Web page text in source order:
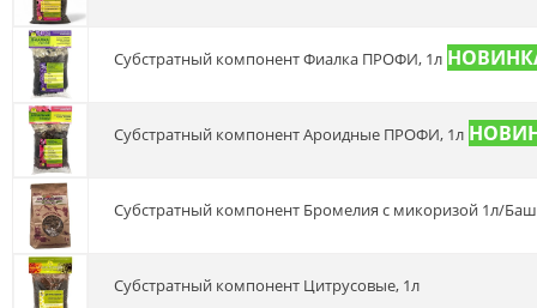
Субстратный компонент Фиалка ПРОФИ, 1л
Субстратный компонент Ароидные ПРОФИ, 1л
Субстратный компонент Бромелия с микоризой 1л/
Субстратный компонент Цитрусовые, 1л